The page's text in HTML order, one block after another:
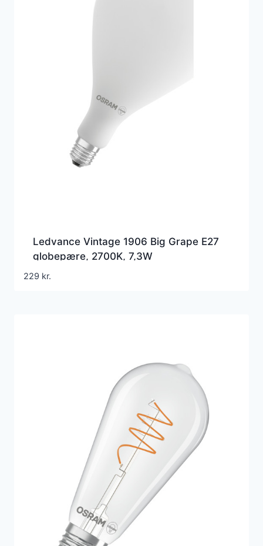
Ledvance Vintage 1906 Big Grape E27
globepære, 2700K, 7,3W
229 kr.